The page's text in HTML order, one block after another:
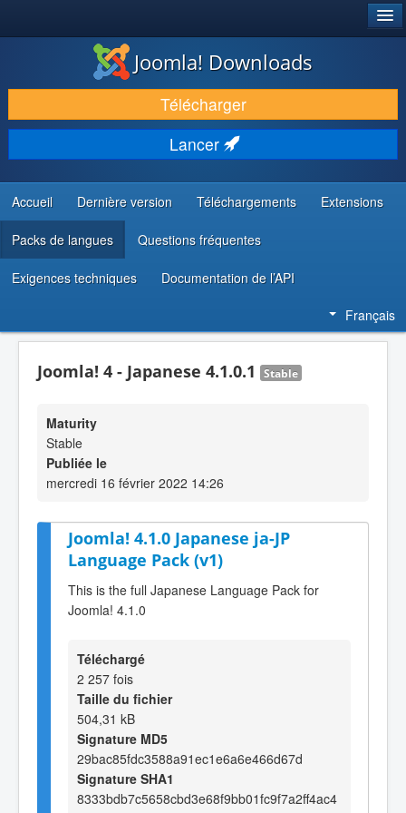
TÉLÉCHARGER & ÉTENDRE
DÉCOUVRIR & APPRENDRE
COMMUNAUTÉ & SUPPORT
RESSOURCES DÉVELOPPEURS
Joomla! Downloads
Télécharger
Lancer
Accueil Dernière version Téléchargements Extensions
Packs de langues Questions fréquentes
Exigences techniques Documentation de l’API
Français
Joomla! 4 - Japanese 4.1.0.1 Stable
Maturity
Stable
Publiée le
mercredi 16 février 2022 14:26
Joomla! 4.1.0 Japanese ja-JP
Language Pack (v1)
This is the full Japanese Language Pack for
Joomla! 4.1.0
Téléchargé
2 257 fois
Taille du fichier
504,31 kB
Signature MD5
29bac85fdc3588a91ec1e6a6e466d67d
Signature SHA1
8333bdb7c5658cbd3e68f9bb01fc9f7a2ff4ac4